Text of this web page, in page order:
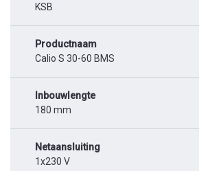
KSB
Productnaam
Calio S 30-60 BMS
Inbouwlengte
180 mm
Netaansluiting
1x230 V